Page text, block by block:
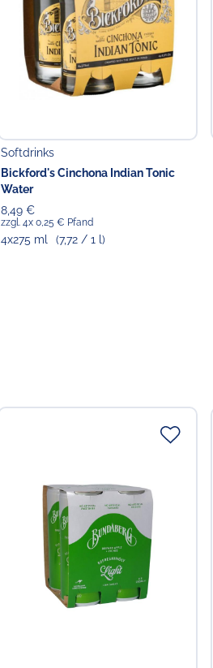
Softdrinks
Bickford's Cinchona Indian Tonic
Water
8,49 €
zzgl. 4x 0,25 € Pfand
4x275 ml (7,72 / 1 l)